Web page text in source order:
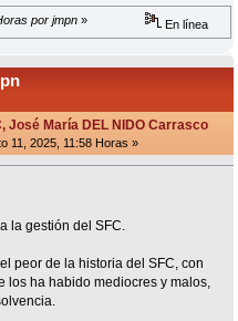
por jmpn » En línea
José María DEL NIDO Carrasco
11, 2025, 11:58 Horas »
la gestión del SFC.
peor de la historia del SFC, con
los ha habido mediocres y malos,